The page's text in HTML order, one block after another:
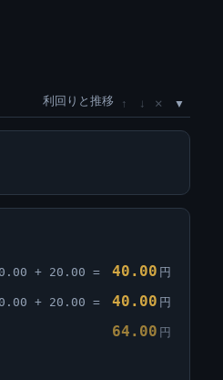
利回りと推移 ↑ ↓ ×
+ 20.00 = 40.00 円
+ 20.00 = 40.00 円
64.00 円